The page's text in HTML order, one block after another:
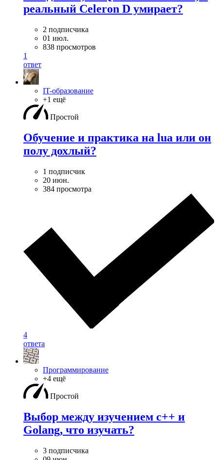
реальный Celeron D умирает?
2 подписчика
01 июл.
838 просмотров
1
ответ
IT-образование
+1 ещё
Простой
Обучение и практика на lua или он
полу дохлый?
1 подписчик
20 июн.
384 просмотра
4
ответа
Программирование
+4 ещё
Простой
Выбор между изучением c++ и
Golang, что изучать?
3 подписчика